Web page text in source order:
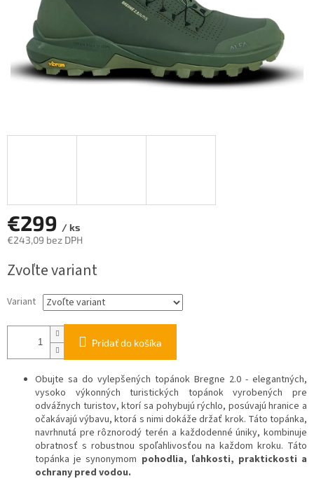
€299 / ks
€243,09 bez DPH
cena:
Zvoľte variant
Variant
Pridať do košíka
Obujte sa do vylepšených topánok Bregne 2.0 - elegantných,
vysoko výkonných turistických topánok vyrobených pre
odvážnych turistov, ktorí sa pohybujú rýchlo, posúvajú hranice a
očakávajú výbavu, ktorá s nimi dokáže držať krok. Táto topánka,
navrhnutá pre rôznorodý terén a každodenné úniky, kombinuje
obratnosť s robustnou spoľahlivosťou na každom kroku. Táto
topánka je synonymom pohodlia, ľahkosti, praktickosti a
ochrany pred vodou.